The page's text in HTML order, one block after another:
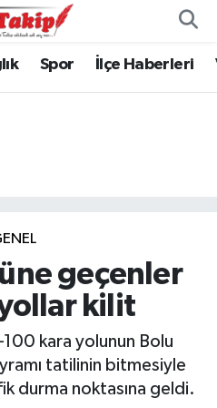
Spor İlçe Haberleri
geçenler
kilit
kara yolunun Bolu
tatilinin bitmesiyle
durma noktasına geldi.